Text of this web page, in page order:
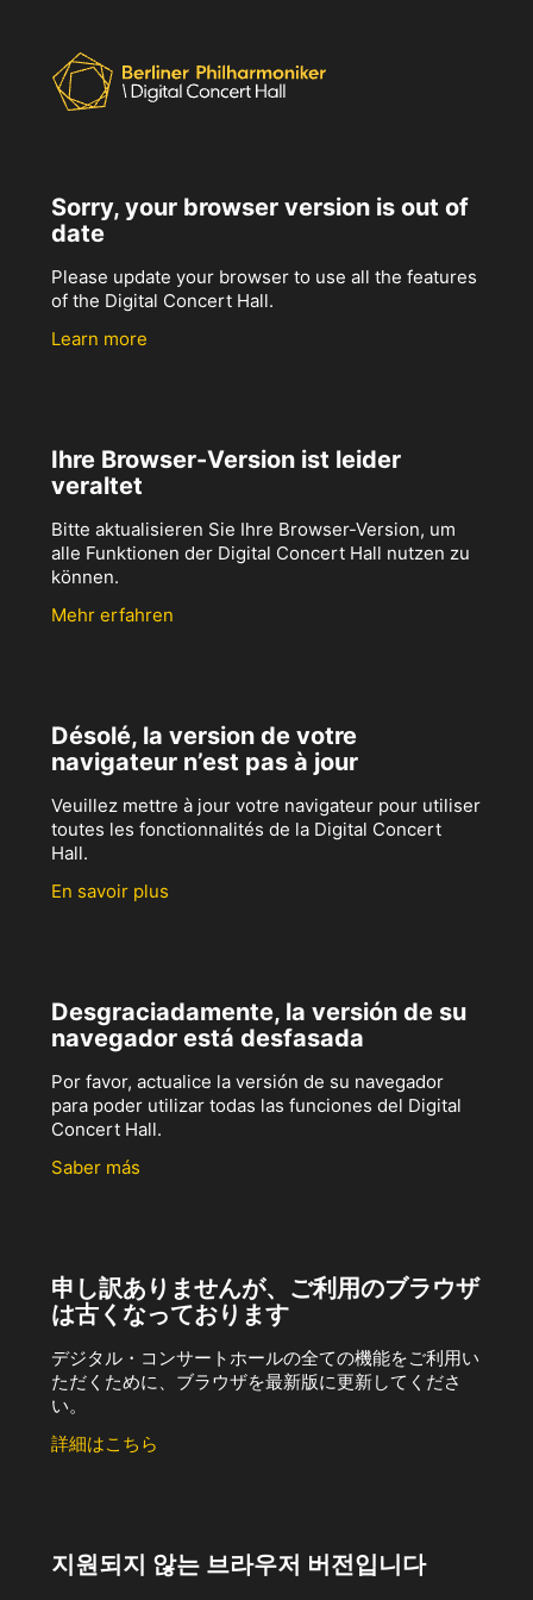
Sorry, your browser version is out of
date
Please update your browser to use all the features
of the Digital Concert Hall.
Learn more
Ihre Browser-Version ist leider
veraltet
Bitte aktualisieren Sie Ihre Browser-Version, um
alle Funktionen der Digital Concert Hall nutzen zu
können.
Mehr erfahren
Désolé, la version de votre
navigateur n’est pas à jour
Veuillez mettre à jour votre navigateur pour utiliser
toutes les fonctionnalités de la Digital Concert
Hall.
En savoir plus
Desgraciadamente, la versión de su
navegador está desfasada
Por favor, actualice la versión de su navegador
para poder utilizar todas las funciones del Digital
Concert Hall.
Saber más
申し訳ありませんが、ご利用のブラウザ
は古くなっております
デジタル・コンサートホールの全ての機能をご利用い
ただくために、ブラウザを最新版に更新してくださ
い。
詳細はこちら
지원되지 않는 브라우저 버전입니다